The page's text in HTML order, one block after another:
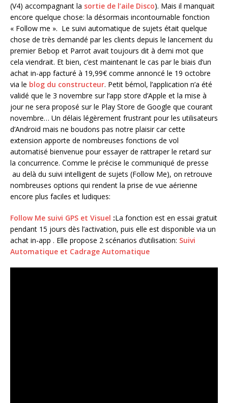
(V4) accompagnant la sortie de l’aile Disco). Mais il manquait
encore quelque chose: la désormais incontournable fonction
« Follow me ». Le suivi automatique de sujets était quelque
chose de très demandé par les clients depuis le lancement du
premier Bebop et Parrot avait toujours dit à demi mot que
cela viendrait. Et bien, c’est maintenant le cas par le biais d’un
achat in-app facturé à 19,99€ comme annoncé le 19 octobre
via le blog du constructeur. Petit bémol, l’application n’a été
validé que le 3 novembre sur l’app store d’Apple et la mise à
jour ne sera proposé sur le Play Store de Google que courant
novembre… Un délais légèrement frustrant pour les utilisateurs
d’Android mais ne boudons pas notre plaisir car cette
extension apporte de nombreuses fonctions de vol
automatisé bienvenue pour essayer de rattraper le retard sur
la concurrence. Comme le précise le communiqué de presse
au delà du suivi intelligent de sujets (Follow Me), on retrouve
nombreuses options qui rendent la prise de vue aérienne
encore plus faciles et ludiques:
Follow Me suivi GPS et Visuel :La fonction est en essai gratuit
pendant 15 jours dès l’activation, puis elle est disponible via un
achat in-app . Elle propose 2 scénarios d’utilisation: Suivi
Automatique et Cadrage Automatique